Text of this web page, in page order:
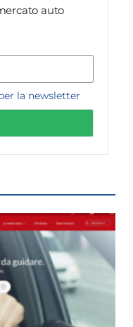
auto
la newsletter